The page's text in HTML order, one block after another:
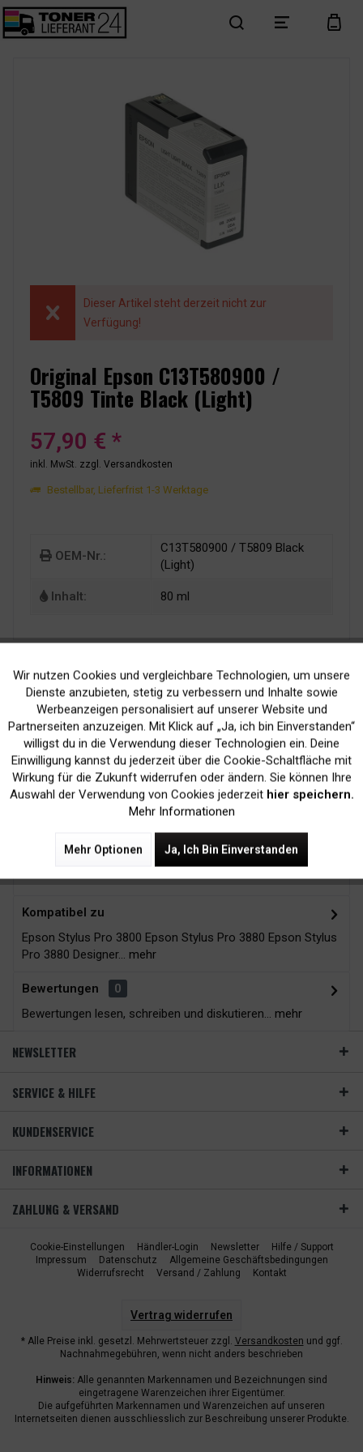
search menu cart
Dieser Artikel steht derzeit nicht zur
Verfügung!
Original Epson C13T580900 /
T5809 Tinte Black (Light)
57,90 € *
inkl. MwSt. zzgl. Versandkosten
Bestellbar, Lieferfrist 1-3 Werktage
OEM-Nr.:
C13T580900 / T5809 Black
(Light)
Inhalt: 80 ml
Kein Verlust der
Druckergarantie
Versand innerhalb von
24H*
Kompatibel zu
Epson Stylus Pro 3800 Epson Stylus Pro 3880 Epson Stylus
Pro 3880 Designer... mehr
Bewertungen
0
Bewertungen lesen, schreiben und diskutieren... mehr
NEWSLETTER
SERVICE & HILFE
KUNDENSERVICE
INFORMATIONEN
ZAHLUNG & VERSAND
Cookie-Einstellungen Händler-Login Newsletter
Hilfe / Support
Impressum
Datenschutz
Allgemeine Geschäftsbedingungen
Widerrufsrecht
Versand / Zahlung Kontakt
Vertrag widerrufen
* Alle Preise inkl. gesetzl. Mehrwertsteuer zzgl. Versandkosten und ggf.
Nachnahmegebühren, wenn nicht anders beschrieben
Hinweis: Alle genannten Markennamen und Bezeichnungen sind
eingetragene Warenzeichen ihrer Eigentümer.
Die aufgeführten Markennamen und Warenzeichen auf unseren
Internetseiten dienen ausschliesslich zur Beschreibung unserer Produkte.
Funktionale Aktiv
Marketing Inaktiv
Tracking Inaktiv
Wir nutzen Cookies und vergleichbare Technologien, um unsere
Dienste anzubieten, stetig zu verbessern und Inhalte sowie
Werbeanzeigen personalisiert auf unserer Website und
Partnerseiten anzuzeigen. Mit Klick auf „Ja, ich bin Einverstanden“
willigst du in die Verwendung dieser Technologien ein. Deine
Einwilligung kannst du jederzeit über die Cookie-Schaltfläche mit
Wirkung für die Zukunft widerrufen oder ändern. Sie können Ihre
Auswahl der Verwendung von Cookies jederzeit hier speichern.
Mehr Informationen
Mehr Optionen Ja, Ich Bin Einverstanden